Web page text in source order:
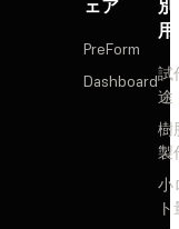
ェア
PreForm
Dashboard試
途
樹
製
小